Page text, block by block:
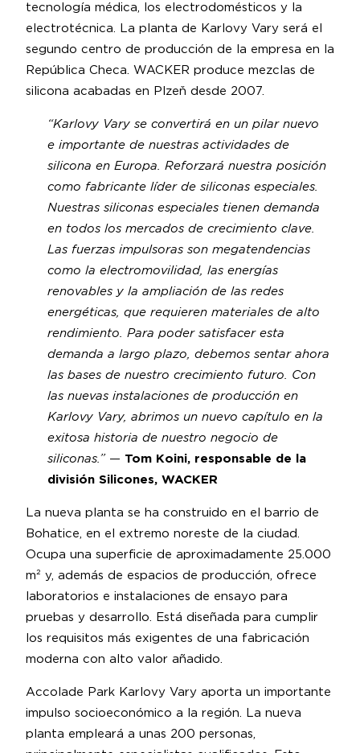
tecnología médica, los electrodomésticos y la
electrotécnica. La planta de Karlovy Vary será el
segundo centro de producción de la empresa en la
República Checa. WACKER produce mezclas de
silicona acabadas en Plzeň desde 2007.
“Karlovy Vary se convertirá en un pilar nuevo
e importante de nuestras actividades de
silicona en Europa. Reforzará nuestra posición
como fabricante líder de siliconas especiales.
Nuestras siliconas especiales tienen demanda
en todos los mercados de crecimiento clave.
Las fuerzas impulsoras son megatendencias
como la electromovilidad, las energías
renovables y la ampliación de las redes
energéticas, que requieren materiales de alto
rendimiento. Para poder satisfacer esta
demanda a largo plazo, debemos sentar ahora
las bases de nuestro crecimiento futuro. Con
las nuevas instalaciones de producción en
Karlovy Vary, abrimos un nuevo capítulo en la
exitosa historia de nuestro negocio de
siliconas.”— Tom Koini, responsable de la
división Silicones, WACKER
La nueva planta se ha construido en el barrio de
Bohatice, en el extremo noreste de la ciudad.
Ocupa una superficie de aproximadamente 25.000
m² y, además de espacios de producción, ofrece
laboratorios e instalaciones de ensayo para
pruebas y desarrollo. Está diseñada para cumplir
los requisitos más exigentes de una fabricación
moderna con alto valor añadido.
Accolade Park Karlovy Vary aporta un importante
impulso socioeconómico a la región. La nueva
planta empleará a unas 200 personas,